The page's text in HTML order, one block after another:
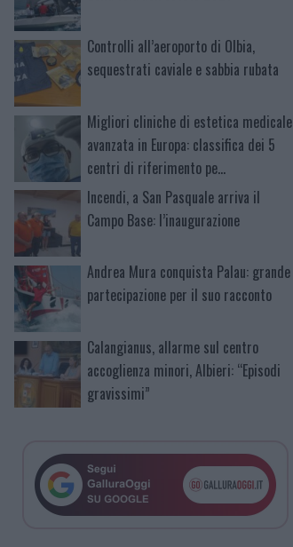
Controlli all’aeroporto di Olbia,
sequestrati caviale e sabbia rubata
Migliori cliniche di estetica medicale
avanzata in Europa: classifica dei 5
centri di riferimento pe…
Incendi, a San Pasquale arriva il
Campo Base: l’inaugurazione
Andrea Mura conquista Palau: grande
partecipazione per il suo racconto
Calangianus, allarme sul centro
accoglienza minori, Albieri: “Episodi
gravissimi”